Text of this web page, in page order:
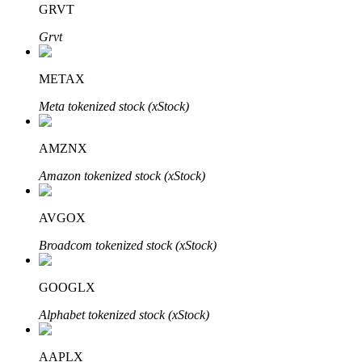
Blocages BTR
Des investissements exclusifs pour les détenteurs de BTR
Prêts
GRVT
Grvt
METAX
Meta tokenized stock (xStock)
AMZNX
Amazon tokenized stock (xStock)
AVGOX
Broadcom tokenized stock (xStock)
GOOGLX
Alphabet tokenized stock (xStock)
AAPLX